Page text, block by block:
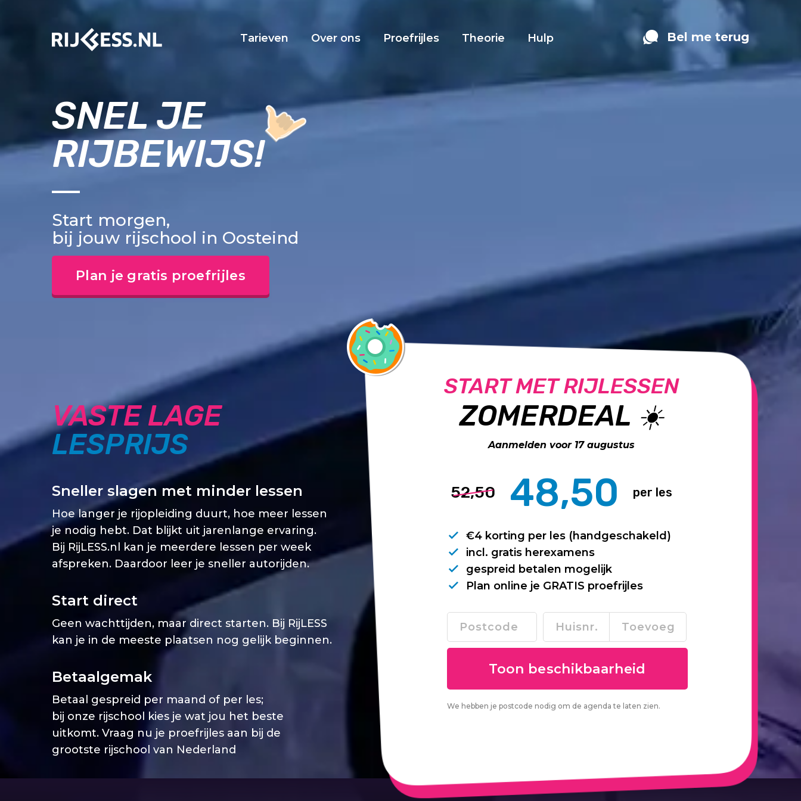
Tarieven Over ons Proefrijles Theorie Hulp Bel me terug
SNEL JE
RIJBEWIJS!
Start morgen,
bij jouw rijschool in Oosteind
Plan je gratis proefrijles
START MET RIJLESSEN
ZOMERDEAL ☀️
Aanmelden voor 17 augustus
52,50 48,50 per les
€4 korting per les (handgeschakeld)
incl. gratis herexamens
gespreid betalen mogelijk
Plan online je GRATIS proefrijles
We hebben je postcode nodig om de agenda te laten zien.
VASTE LAGE
LESPRIJS
Sneller slagen met minder lessen
Hoe langer je rijopleiding duurt, hoe meer lessen
je nodig hebt. Dat blijkt uit jarenlange ervaring.
Bij RijLESS.nl kan je meerdere lessen per week
afspreken. Daardoor leer je sneller autorijden.
Start direct
Geen wachttijden, maar direct starten. Bij RijLESS
kan je in de meeste plaatsen nog gelijk beginnen.
Betaalgemak
Betaal gespreid per maand of per les;
bij onze rijschool kies je wat jou het beste
uitkomt. Vraag nu je proefrijles aan bij de
grootste rijschool van Nederland